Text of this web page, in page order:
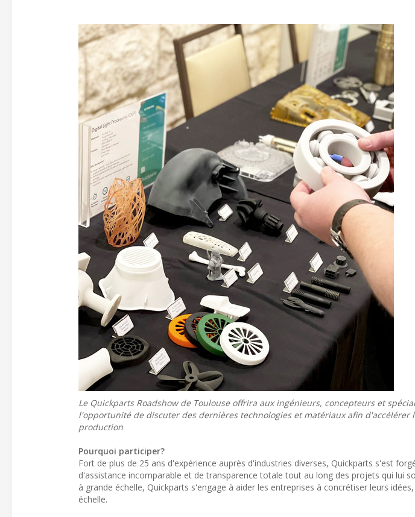
Le Quickparts Roadshow de Toulouse offrira aux ingénieurs, concepteurs et
l'opportunité de discuter des dernières technologies et matériaux afin d'accélérer
production
Pourquoi participer?
Fort de plus de 25 ans d'expérience auprès d'industries diverses, Quickparts s'est
d'assistance incomparable et de transparence totale tout au long des projets qui lui
à grande échelle, Quickparts s'engage à aider les entreprises à concrétiser leurs
échelle.